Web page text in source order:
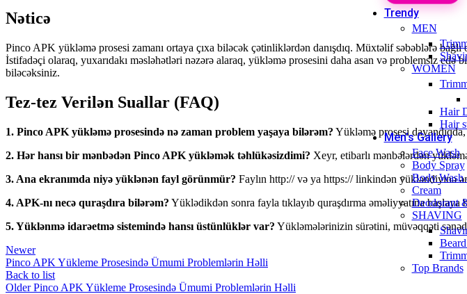
Trendy
MEN
WOMEN
Hair
Hair
Men’s Gallery
Face Wash
Body Spray
Body Wash
Cream
Deodorant
SHAVING
Top Brands
Nəticə
Pinco APK yükləmə prosesi zamanı ortaya çıxa biləcək çətinliklərdən danışdıq. Müxtəlif səbəblərə
İstifadəçi olaraq, yuxarıdakı məsləhətləri nəzərə alaraq, yükləmə prosesini daha asan və problemsiz
biləcəksiniz.
Tez-tez Verilən Suallar (FAQ)
1. Pinco APK yükləmə prosesində nə zaman problem yaşaya bilərəm? Yükləmə prosesi
2. Hər hansı bir mənbədən Pinco APK yükləmək təhlükəsizdimi? Xeyr, etibarlı mənbələrdən
3. Ana ekranımda niyə yüklənən fayl görünmür? Faylın http:// və ya https:// linkindən yükləndiyinə
4. APK-nı necə quraşdıra bilərəm? Yüklədikdən sonra fayla tıklayıb quraşdırma əməliyyatına başlaya
5. Yüklənmə idarəetmə sistemində hansı üstünlüklər var? Yükləmələrinizin sürətini, müvəqqəti
Newer
Pinco APK Yükleme Prosesində Ümumi Problemlərin Həlli
Back to list
Older Pinco APK Yükleme Prosesində Ümumi Problemlərin Həlli